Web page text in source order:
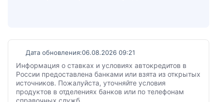
Дата обновления:06.08.2026 09:21
Информация о ставках и условиях автокредитов в
России предоставлена банками или взята из открытых
источников. Пожалуйста, уточняйте условия
продуктов в отделениях банков или по телефонам
справочных служб.